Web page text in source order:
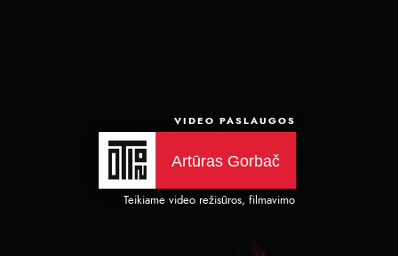
VIDEO PASLAUGOS
Teikiame video režisūros, filmavimo ir montavimo
Artūras Gorbač